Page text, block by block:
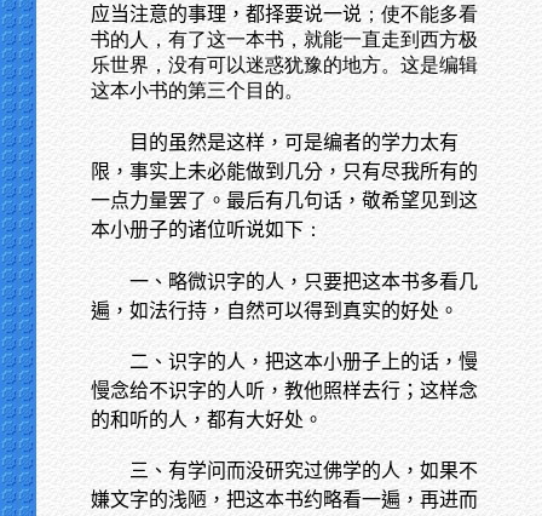
应当注意的事理，都择要说一说 ；使不能多看
书的人，有了这一本书，就能一直走到西方极
乐世界，没有可以迷惑犹豫的地方。这是编辑
这本小书的第三个目的。
目的虽然是这样，可是编者的学力太有
限，事实上未必能做到几分，只有尽我所有的
一点力量罢了。最后有几句话，敬希望见到这
本小册子的诸位听说如下 ：
一、略微识字的人，只要把这本书多看几
遍，如法行持，自然可以得到真实的好处。
二、识字的人，把这本小册子上的话，慢
慢念给不识字的人听，教他照样去行；这样念
的和听的人，都有大好处。
三、有学问而没研究过佛学的人，如果不
嫌文字的浅陋，把这本书约略看一遍，再进而